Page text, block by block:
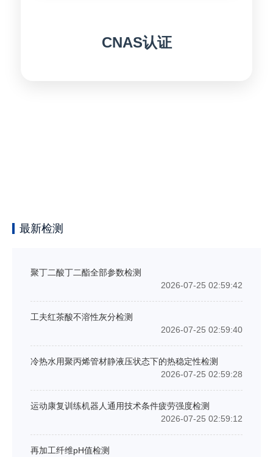
CNAS认证
最新检测
聚丁二酸丁二酯全部参数检测
2026-07-25 02:59:42
工夫红茶酸不溶性灰分检测
2026-07-25 02:59:40
冷热水用聚丙烯管材静液压状态下的热稳定性检测
2026-07-25 02:59:28
运动康复训练机器人通用技术条件疲劳强度检测
2026-07-25 02:59:12
再加工纤维pH值检测